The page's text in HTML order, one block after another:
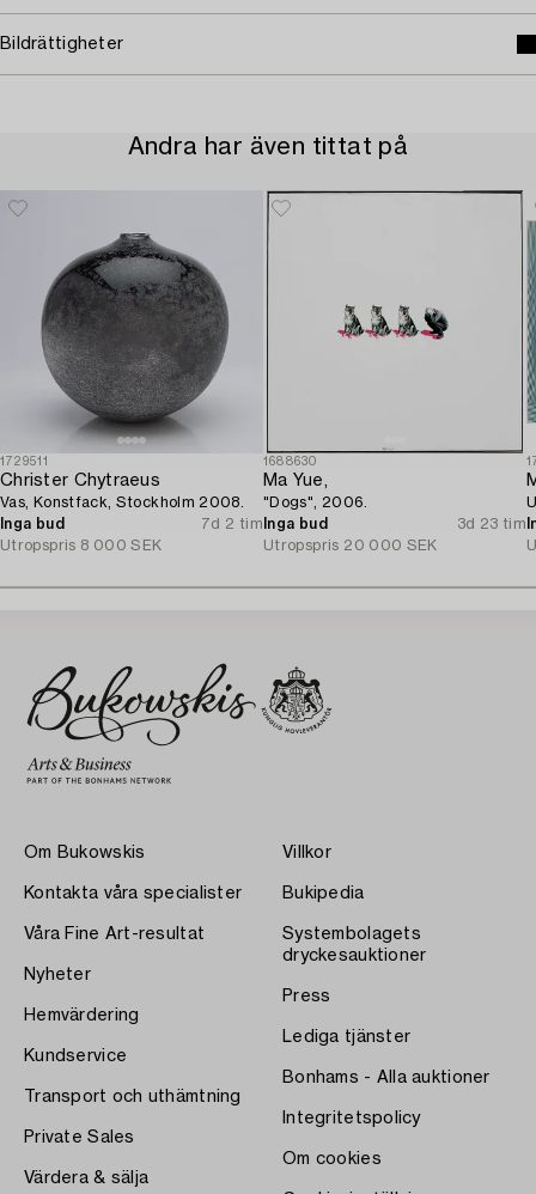
Bildrättigheter
Andra har även tittat på
1729511
Christer Chytraeus
Vas, Konstfack, Stockholm 2008.
Inga bud
7d 2 tim
Utropspris 8 000 SEK
1688630
Ma Yue,
"Dogs", 2006.
Inga bud
3d 23 tim
Utropspris 20 000 SEK
Om Bukowskis
Kontakta våra specialister
Våra Fine Art-resultat
Nyheter
Hemvärdering
Kundservice
Transport och uthämtning
Private Sales
Värdera & sälja
Villkor
Bukipedia
Systembolagets
dryckesauktioner
Press
Lediga tjänster
Bonhams - Alla auktioner
Integritetspolicy
Om cookies